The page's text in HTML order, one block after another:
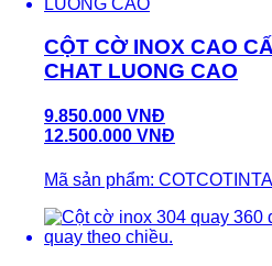
CỘT CỜ INOX CAO
CHAT LUONG CAO
9.850.000 VNĐ
12.500.000 VNĐ
Mã sản phẩm: